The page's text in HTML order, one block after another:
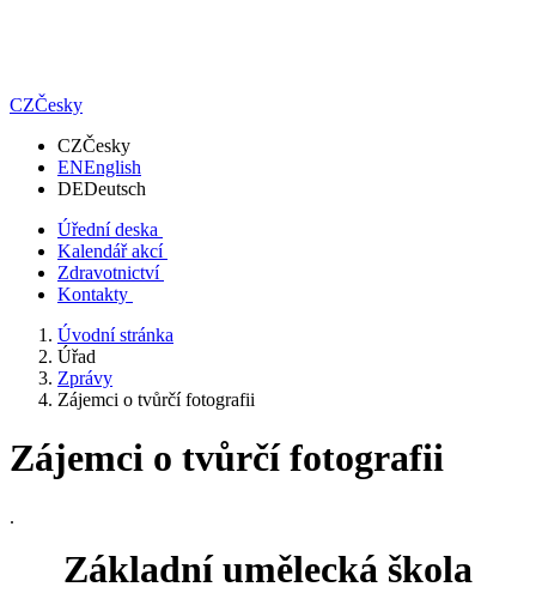
CZČesky
CZČesky
ENEnglish
DEDeutsch
Úřední deska
Kalendář akcí
Zdravotnictví
Kontakty
Úvodní stránka
Úřad
Zprávy
Zájemci o tvůrčí fotografii
Zájemci o tvůrčí fotografii
.
Základní umělecká škola